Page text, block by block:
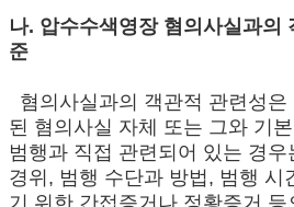
나. 압수수색영장 혐의사실과의
준
혐의사실과의 객관적 관련성
된 혐의사실 자체 또는 그와 기
범행과 직접 관련되어 있는 경
경위, 범행 수단과 방법, 범행 시
기 위한 간접증거나 정황증거